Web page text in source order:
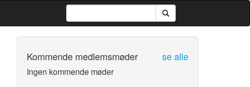
Kommende medlemsmøder se alle
Ingen kommende møder